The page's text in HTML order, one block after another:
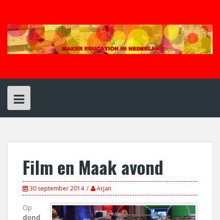
inhoud
Film en Maak avond
30 september 2014 Arjan
Op
dond